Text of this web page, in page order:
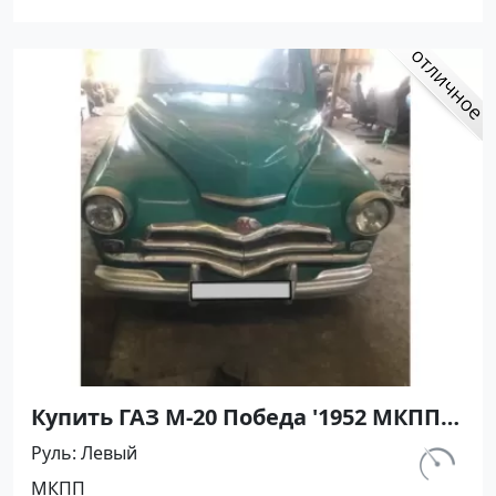
Купить ГАЗ М-20 Победа '1952 МКПП
(2100/52 л.с.) Бензин карбюратор
Горячий Ключ цвет Зелёный Хетчбэк
км.
Руль Левый
МКПП